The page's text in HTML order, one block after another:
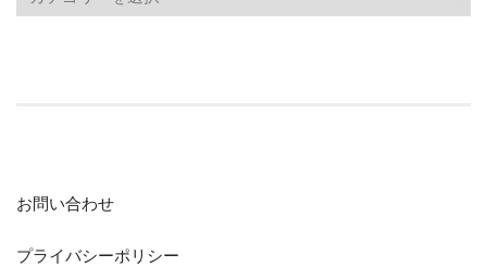
お問い合わせ
プライバシーポリシー